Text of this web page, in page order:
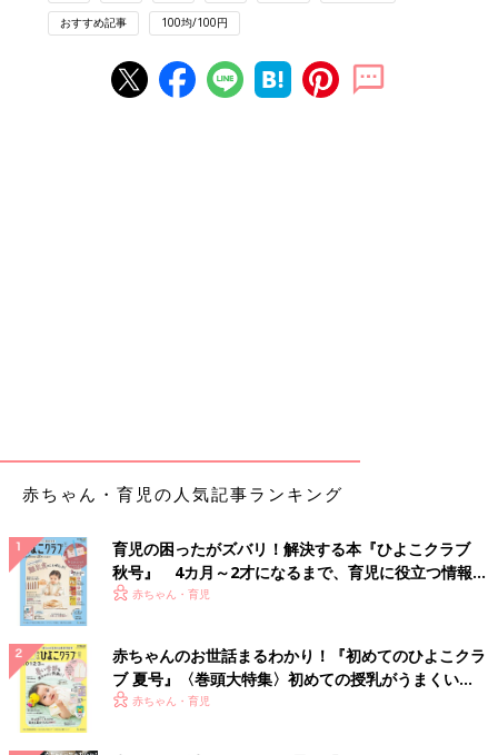
おすすめ記事 100均/100円
赤ちゃん・育児の人気記事ランキング
育児の困ったがズバリ！解決する本『ひよこクラブ
秋号』 4カ月～2才になるまで、育児に役立つ情報が
いっぱい！
赤ちゃん・育児
赤ちゃんのお世話まるわかり！『初めてのひよこクラ
ブ 夏号』〈巻頭大特集〉初めての授乳がうまくい
く！ おっぱい・ミルクの基本と夏のトラブル 解決テ
赤ちゃん・育児